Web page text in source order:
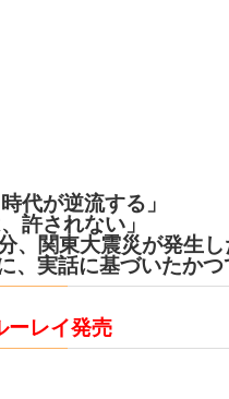
代が逆流する」
許されない」
、関東大震災が発生
、実話に基づいたか
ーレイ発売